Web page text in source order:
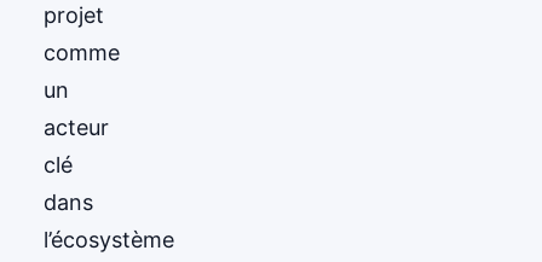
projet
comme
un
acteur
clé
dans
l’écosystème